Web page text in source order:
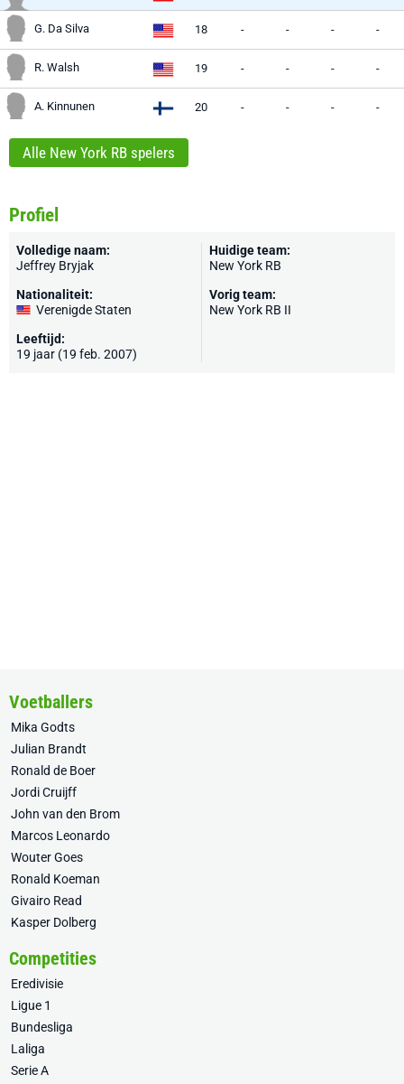
G. Da Silva 18 - - - -
R. Walsh 19 - - - -
A. Kinnunen 20 - - - -
Alle New York RB spelers
Profiel
Volledige naam:
Jeffrey Bryjak
Nationaliteit:
Verenigde Staten
Leeftijd:
19 jaar (19 feb. 2007)
Huidige team:
New York RB
Vorig team:
New York RB II
Voetballers
Mika Godts
Julian Brandt
Ronald de Boer
Jordi Cruijff
John van den Brom
Marcos Leonardo
Wouter Goes
Ronald Koeman
Givairo Read
Kasper Dolberg
Competities
Eredivisie
Ligue 1
Bundesliga
Laliga
Serie A